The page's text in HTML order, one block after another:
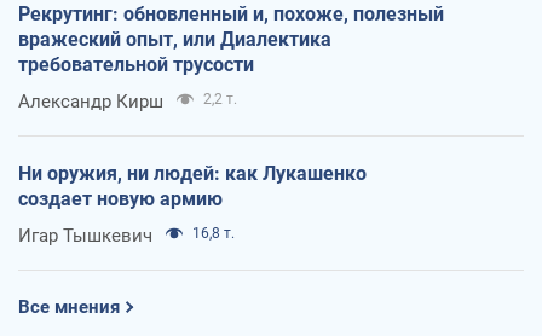
Рекрутинг: обновленный и, похоже, полезный
вражеский опыт, или Диалектика
требовательной трусости
Александр Кирш 2,2 т.
Ни оружия, ни людей: как Лукашенко
создает новую армию
Игар Тышкевич 16,8 т.
Все мнения